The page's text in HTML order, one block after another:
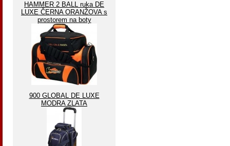
HAMMER 2 BALL ruka DE
LUXE ČERNA ORANŽOVA s
prostorem na boty
900 GLOBAL DE LUXE
MODRA ZLATA